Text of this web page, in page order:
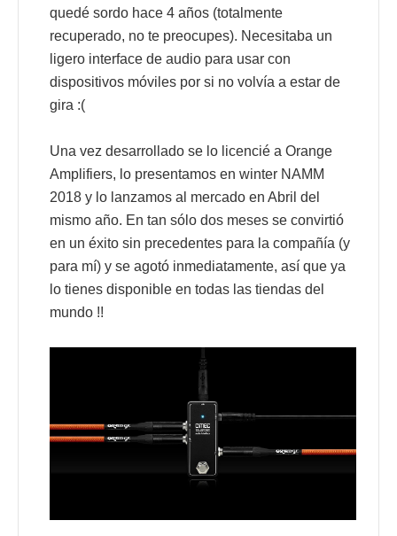
quedé sordo hace 4 años (totalmente
recuperado, no te preocupes). Necesitaba un
ligero interface de audio para usar con
dispositivos móviles por si no volvía a estar de
gira :(
Una vez desarrollado se lo licencié a Orange
Amplifiers, lo presentamos en winter NAMM
2018 y lo lanzamos al mercado en Abril del
mismo año. En tan sólo dos meses se convirtió
en un éxito sin precedentes para la compañía (y
para mí) y se agotó inmediatamente, así que ya
lo tienes disponible en todas las tiendas del
mundo !!